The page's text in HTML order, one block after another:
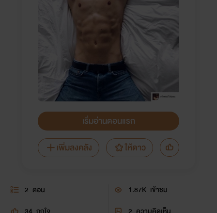
เริ่มอ่านตอนแรก
เพิ่มลงคลัง
ให้ดาว
2 ตอน 1.87K เข้าชม